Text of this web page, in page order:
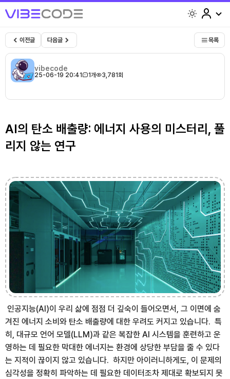
이전글 다음글 목록
vibecode
25-06-19 20:41 1개 3,781회
AI의 탄소 배출량: 에너지 사용의 미스터리, 풀
리지 않는 연구
인공지능(AI)이 우리 삶에 점점 더 깊숙이 들어오면서, 그 이면에 숨
겨진 에너지 소비와 탄소 배출량에 대한 우려도 커지고 있습니다. 특
히, 대규모 언어 모델(LLM)과 같은 복잡한 AI 시스템을 훈련하고 운
영하는 데 필요한 막대한 에너지는 환경에 상당한 부담을 줄 수 있다
는 지적이 끊이지 않고 있습니다. 하지만 아이러니하게도, 이 문제의
심각성을 정확히 파악하는 데 필요한 데이터조차 제대로 확보되지 못